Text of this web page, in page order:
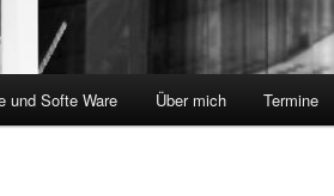
und Softe Ware Über mich Termine